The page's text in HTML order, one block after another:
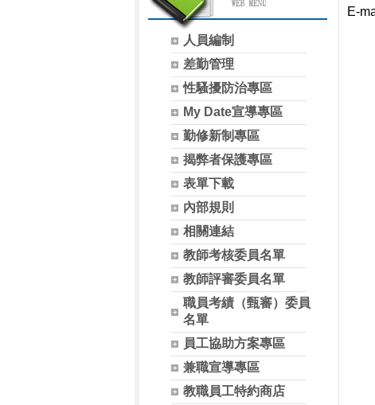
人員編制
差勤管理
性騷擾防治專區
My Date宣導專區
勤修新制專區
揭弊者保護專區
表單下載
內部規則
相關連結
教師考核委員名單
教師評審委員名單
職員考績（甄審）委員
名單
員工協助方案專區
兼職宣導專區
教職員工特約商店
E-